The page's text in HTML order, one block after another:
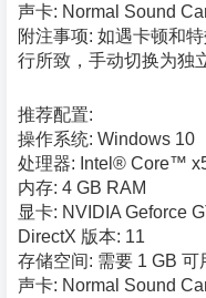
声卡: Normal Sound
附注事项: 如遇卡顿和
行所致，手动切换为独
推荐配置:
操作系统: Windows 10
处理器: Intel® Core™
内存: 4 GB RAM
显卡: NVIDIA Geforce
DirectX 版本: 11
存储空间: 需要 1 GB 可
声卡: Normal Sound